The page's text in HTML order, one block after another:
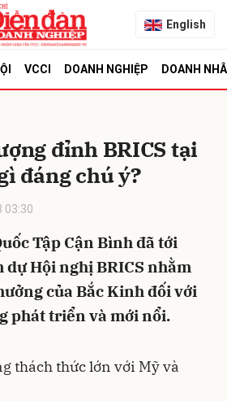
English
VCCI DOANH NGHIỆP DOANH
đỉnh BRICS tại
đáng chú ý?
03:30
Tập Cận Bình đã tới
dự Hội nghị BRICS nhằm
của Bắc Kinh đối với
phát triển và mới nổi.
thách thức lớn với Mỹ và
Hủy